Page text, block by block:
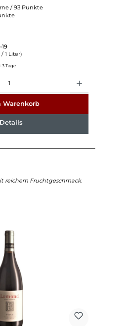
/ 93 Punkte
19
1 Liter)
3 Tage
Warenkorb
Details
reichem Fruchtgeschmack.